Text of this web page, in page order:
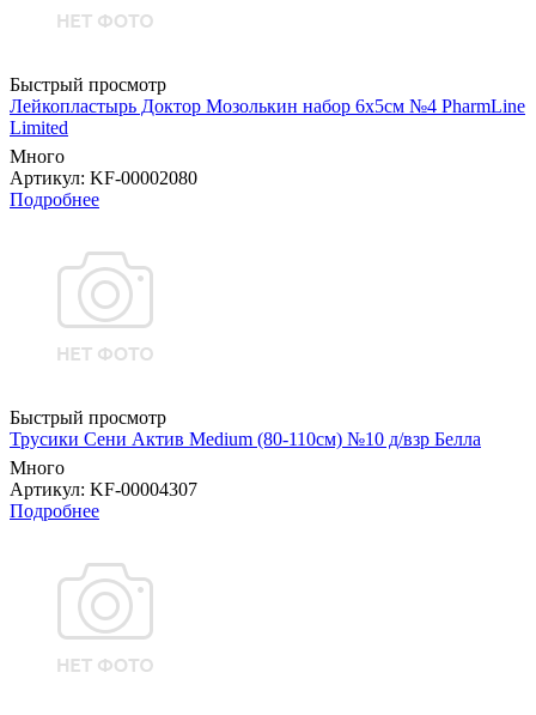
Быстрый просмотр
Лейкопластырь Доктор Мозолькин набор 6х5см №4 PharmLine
Limited
Много
Артикул: KF-00002080
Подробнее
Быстрый просмотр
Трусики Сени Актив Medium (80-110см) №10 д/взр Белла
Много
Артикул: KF-00004307
Подробнее